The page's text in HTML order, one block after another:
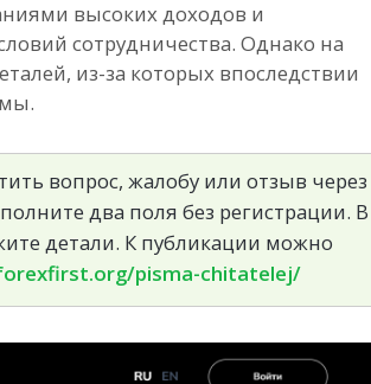
высоких доходов и
сотрудничества. Однако на
из-за которых впоследствии
вопрос, жалобу или отзыв через
два поля без регистрации. В
детали. К публикации можно
pisma-chitatelej/